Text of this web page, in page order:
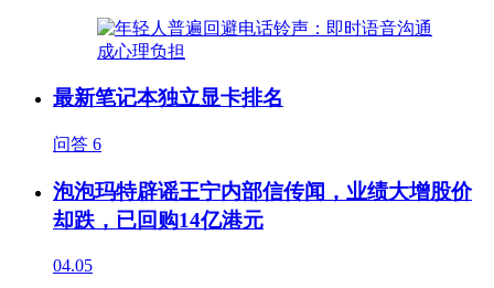
最新笔记本独立显卡排名
问答 6
泡泡玛特辟谣王宁内部信传闻，业绩大增股价
却跌，已回购14亿港元
04.05